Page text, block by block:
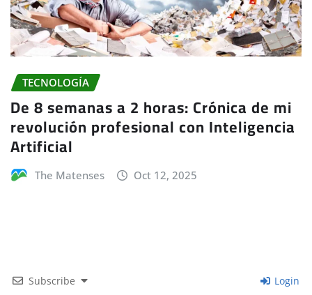
TECNOLOGÍA
De 8 semanas a 2 horas: Crónica de mi
revolución profesional con Inteligencia
Artificial
The Matenses Oct 12, 2025
Subscribe Login